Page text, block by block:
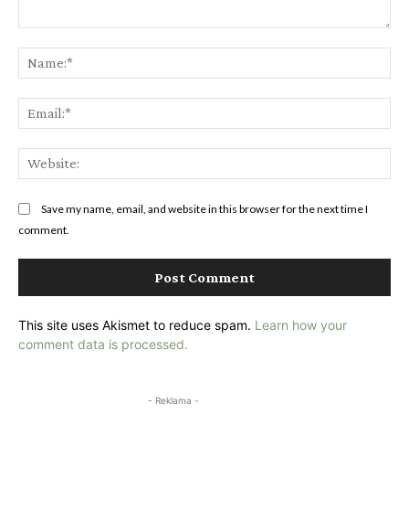
Save my name, email, and website in this browser for the next time I
comment.
This site uses Akismet to reduce spam. Learn how your
comment data is processed.
- Reklama -